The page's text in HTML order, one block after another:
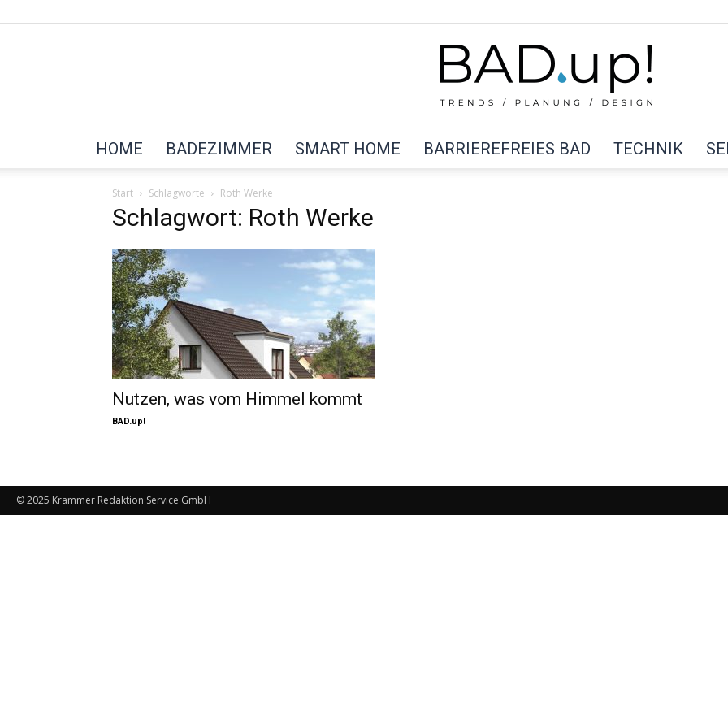
HOME BADEZIMMER SMART HOME BARRIEREFREIES BAD TECHNIK
Start Schlagworte Roth Werke
Schlagwort: Roth Werke
Nutzen, was vom Himmel kommt
BAD.up!
© 2025 Krammer Redaktion Service GmbH